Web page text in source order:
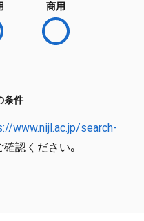
商用
条件
www.nijl.ac.jp/search-
確認ください。